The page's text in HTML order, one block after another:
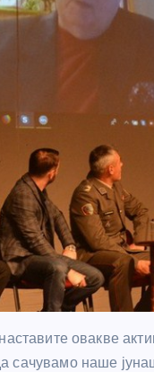
овакве
сачувамо наше